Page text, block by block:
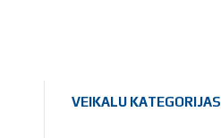
VEIKALU KATEGORIJAS